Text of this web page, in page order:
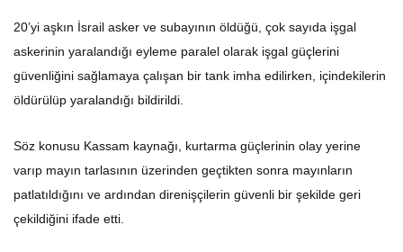
20’yi aşkın İsrail asker ve subayının öldüğü, çok sayıda işgal
askerinin yaralandığı eyleme paralel olarak işgal güçlerini
güvenliğini sağlamaya çalışan bir tank imha edilirken, içindekilerin
öldürülüp yaralandığı bildirildi.
Söz konusu Kassam kaynağı, kurtarma güçlerinin olay yerine
varıp mayın tarlasının üzerinden geçtikten sonra mayınların
patlatıldığını ve ardından direnişçilerin güvenli bir şekilde geri
çekildiğini ifade etti.